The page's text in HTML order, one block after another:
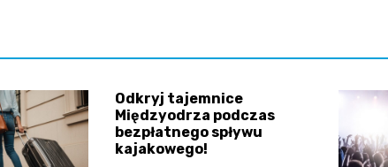
Odkryj tajemnice
Międzyodrza podczas
bezpłatnego spływu
kajakowego!